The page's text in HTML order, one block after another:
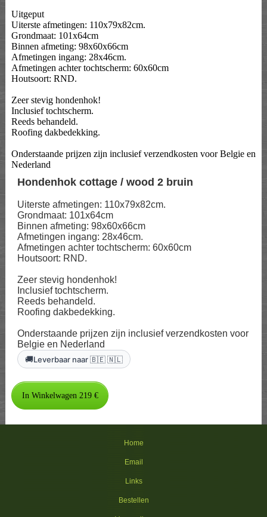
Uitgeput
Uiterste afmetingen: 110x79x82cm.
Grondmaat: 101x64cm
Binnen afmeting: 98x60x66cm
Afmetingen ingang: 28x46cm.
Afmetingen achter tochtscherm: 60x60cm
Houtsoort: RND.
Zeer stevig hondenhok!
Inclusief tochtscherm.
Reeds behandeld.
Roofing dakbedekking.
Onderstaande prijzen zijn inclusief verzendkosten voor Belgie en
Nederland
Hondenhok cottage / wood 2 bruin
Uiterste afmetingen: 110x79x82cm.
Grondmaat: 101x64cm
Binnen afmeting: 98x60x66cm
Afmetingen ingang: 28x46cm.
Afmetingen achter tochtscherm: 60x60cm
Houtsoort: RND.
Zeer stevig hondenhok!
Inclusief tochtscherm.
Reeds behandeld.
Roofing dakbedekking.
Onderstaande prijzen zijn inclusief verzendkosten voor
Belgie en Nederland
🚚Leverbaar naar 🇧🇪 🇳🇱
Home
Email
Links
Bestellen